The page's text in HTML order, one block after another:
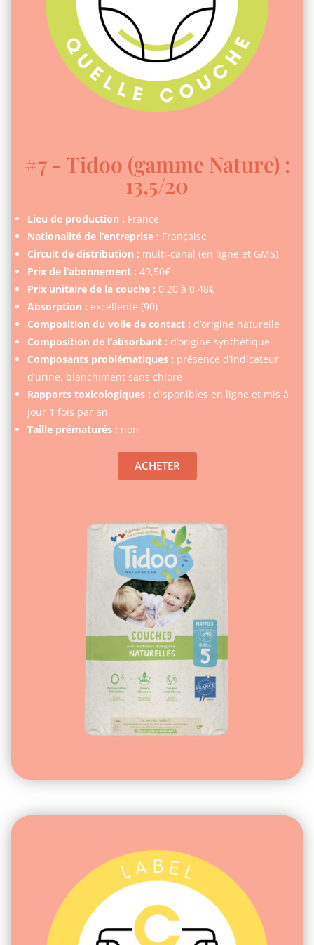
#7 - Tidoo (gamme Nature) :
13,5/20
Lieu de production : France
Nationalité de l’entreprise : Française
Circuit de distribution : multi-canal (en ligne et GMS)
Prix de l’abonnement : 49,50€
Prix unitaire de la couche : 0,20 à 0,48€
Absorption : excellente (90)
Composition du voile de contact : d’origine naturelle
Composition de l’absorbant : d’origine synthétique
Composants problématiques : présence d’indicateur
d’urine, blanchiment sans chlore
Rapports toxicologiques : disponibles en ligne et mis à
jour 1 fois par an
Taille prématurés : non
ACHETER